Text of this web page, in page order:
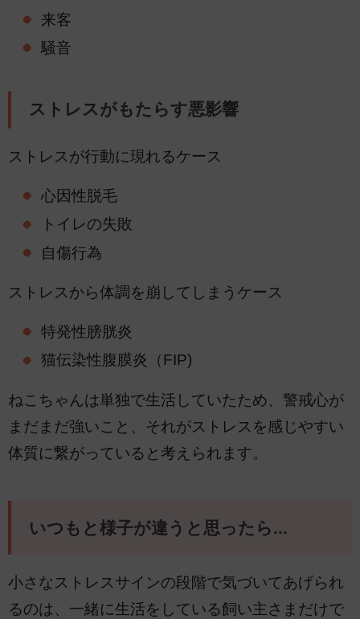
来客
騒音
ストレスがもたらす悪影響
ストレスが行動に現れるケース
心因性脱毛
トイレの失敗
自傷行為
ストレスから体調を崩してしまうケース
特発性膀胱炎
猫伝染性腹膜炎（FIP)
ねこちゃんは単独で生活していたため、警戒心が
まだまだ強いこと、それがストレスを感じやすい
体質に繋がっていると考えられます。
いつもと様子が違うと思ったら...
小さなストレスサインの段階で気づいてあげられ
るのは、一緒に生活をしている飼い主さまだけで